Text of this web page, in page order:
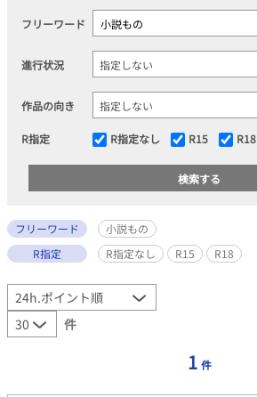
フリーワード
進行状況
作品の向き
R指定 R指定なし R15 R18
フリーワード
小説もの
R指定
R指定なし R15 R18
件
1 件